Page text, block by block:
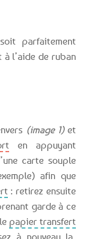
parfaitement
l’aide de ruban
(image 1)et
en appuyant
carte souple
afin que
: retirez ensuite
garde à ce
papier transfert
à nouveau la